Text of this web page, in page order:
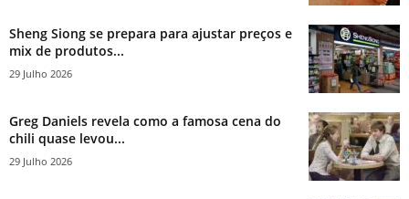
Sheng Siong se prepara para ajustar preços e
mix de produtos...
29 Julho 2026
Greg Daniels revela como a famosa cena do
chili quase levou...
29 Julho 2026